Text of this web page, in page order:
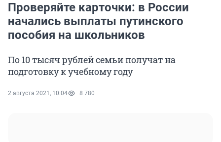
Проверяйте карточки: в России
начались выплаты путинского
пособия на школьников
По 10 тысяч рублей семьи получат на
подготовку к учебному году
2 августа 2021, 10:04 8 780